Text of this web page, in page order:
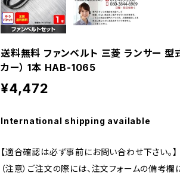
送料無料 ファンベルト 三菱 ランサー 型
カー） 1本 HAB-1065
¥4,472
International shipping available
【適合確認は必ず事前にお問い合わせ下さい。】
（注意）ご注文の際には、注文フォームの備考欄に